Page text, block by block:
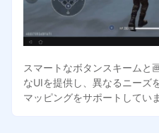
スマートなボタンスキームと
なUIを提供し、異なるニーズ
マッピングをサポートしていま